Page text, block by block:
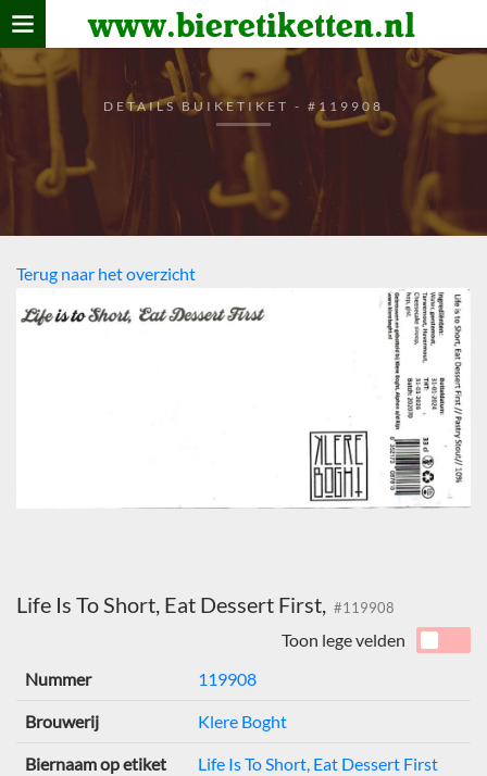
www.bieretiketten.nl
Home
verzamelen
De bierkaart
Bezoekers
DETAILS BUIKETIKET - #119908
Terug naar het overzicht
Life Is To Short, Eat Dessert First, #119908
Toon lege velden
Nummer
119908
Brouwerij Klere Boght
Biernaam op etiket Life Is To Short, Eat Dessert First